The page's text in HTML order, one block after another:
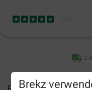
Brekz
2-
Preise inkl. MwSt zzgl.